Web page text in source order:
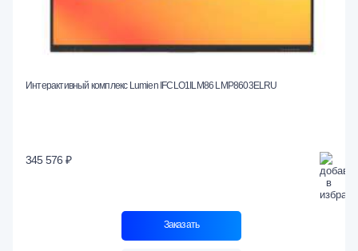
Интерактивный комплекс Lumien IFCLO1ILM86 LMP8603ELRU
345 576 ₽
Заказать